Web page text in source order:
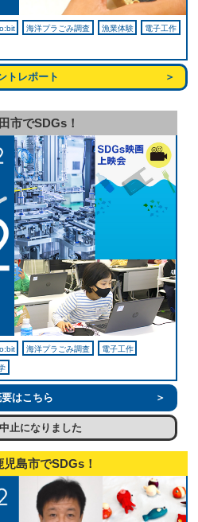
海洋プラごみ調査 漁業体験 電子工作
トレポート
市でSDGs！
海洋プラごみ調査 電子工作
はこちら
止になりました
島市でSDGs！